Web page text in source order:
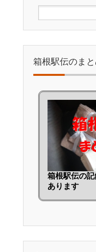
箱根駅伝のま
箱根駅伝の
あります